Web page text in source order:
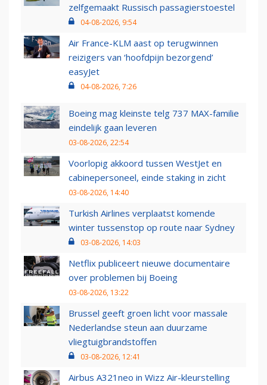
zelfgemaakt Russisch passagierstoestel
04-08-2026, 9:54
Air France-KLM aast op terugwinnen
reizigers van ‘hoofdpijn bezorgend’
easyJet
04-08-2026, 7:26
Boeing mag kleinste telg 737 MAX-familie
eindelijk gaan leveren
03-08-2026, 22:54
Voorlopig akkoord tussen WestJet en
cabinepersoneel, einde staking in zicht
03-08-2026, 14:40
Turkish Airlines verplaatst komende
winter tussenstop op route naar Sydney
03-08-2026, 14:03
Netflix publiceert nieuwe documentaire
over problemen bij Boeing
03-08-2026, 13:22
Brussel geeft groen licht voor massale
Nederlandse steun aan duurzame
vliegtuigbrandstoffen
03-08-2026, 12:41
Airbus A321neo in Wizz Air-kleurstelling